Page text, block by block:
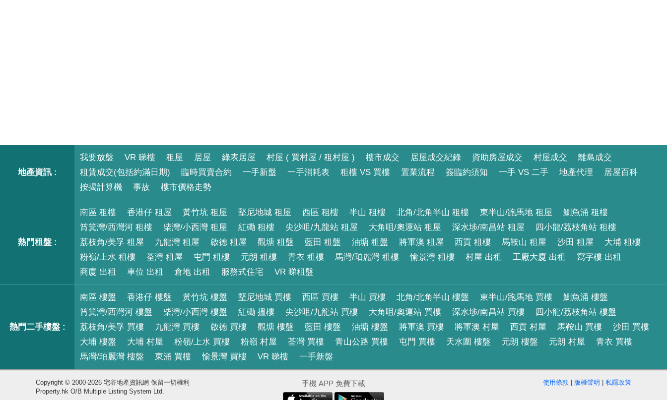
地產資訊 :
我要放盤 VR 睇樓 租屋 居屋 綠表居屋 村屋 ( 買村屋 / 租村屋 ) 樓市成交 居屋成交紀錄 資助房屋成交 村屋成交
離島成交
租賃成交(包括約滿日期)
臨時買賣合約 一手新盤 一手消耗表 租樓 VS 買樓 置業流程 簽臨約須知 一手 VS 二手 地產代理
居屋百科
按揭計算機
事故 樓市價格走勢
熱門租盤 :
南區 租樓 香港仔 租屋 黃竹坑 租屋 堅尼地城 租屋 西區 租樓 半山 租樓 北角/北角半山 租樓 東半山/跑馬地 租屋
鰂魚涌 租樓
筲箕灣/西灣河 租樓
柴灣/小西灣 租屋 紅磡 租樓 尖沙咀/九龍站 租屋 大角咀/奧運站 租屋 深水埗/南昌站 租屋
四小龍/荔枝角站 租樓
荔枝角/美孚 租屋
九龍灣 租屋 啟德 租屋 觀塘 租盤 藍田 租盤 油塘 租盤 將軍澳 租屋 西貢 租樓 馬鞍山 租屋 沙田 租屋
大埔 租樓
粉嶺/上水 租樓
荃灣 租屋 屯門 租樓 元朗 租樓 青衣 租樓 馬灣/珀麗灣 租樓 愉景灣 租樓 村屋 出租 工廠大廈 出租
寫字樓 出租
商廈 出租
車位 出租 倉地 出租 服務式住宅 VR 睇租盤
熱門二手樓盤 :
南區 樓盤 香港仔 樓盤 黃竹坑 樓盤 堅尼地城 買樓 西區 買樓 半山 買樓 北角/北角半山 樓盤 東半山/跑馬地 買樓
鰂魚涌 樓盤
筲箕灣/西灣河 樓盤
柴灣/小西灣 樓盤 紅磡 搵樓 尖沙咀/九龍站 買樓 大角咀/奧運站 買樓 深水埗/南昌站 買樓
四小龍/荔枝角站 樓盤
荔枝角/美孚 買樓
九龍灣 買樓 啟德 買樓 觀塘 樓盤 藍田 樓盤 油塘 樓盤 將軍澳 買樓 將軍澳 村屋 西貢 村屋 馬鞍山 買樓
沙田 買樓
大埔 樓盤
大埔 村屋 粉嶺/上水 買樓 粉嶺 村屋 荃灣 買樓 青山公路 買樓 屯門 買樓 天水圍 樓盤 元朗 樓盤 元朗 村屋
青衣 買樓
馬灣/珀麗灣 樓盤
東涌 買樓 愉景灣 買樓 VR 睇樓 一手新盤
Copyright © 2000-2026 宅谷地產資訊網 保留一切權利
Property.hk O/B Multiple Listing System Ltd.
手機 APP 免費下載 使用條款 | 版權聲明 | 私隱政策